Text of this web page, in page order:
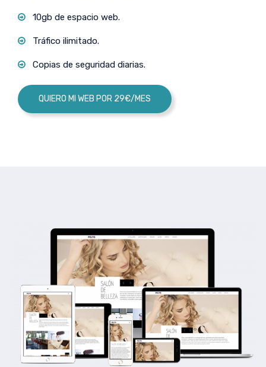
10gb de espacio web.
Tráfico ilimitado.
Copias de seguridad diarias.
QUIERO MI WEB POR 29€/MES